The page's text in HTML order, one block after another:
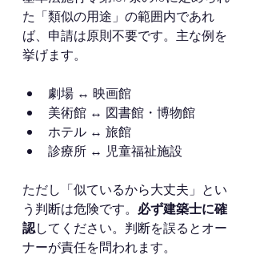
た「類似の用途」の範囲内であれ
ば、申請は原則不要です。主な例を
挙げます。
劇場 ↔ 映画館
美術館 ↔ 図書館・博物館
ホテル ↔ 旅館
診療所 ↔ 児童福祉施設
ただし「似ているから大丈夫」とい
う判断は危険です。 必ず建築士に確
認してください。判断を誤るとオー
ナーが責任を問われます。